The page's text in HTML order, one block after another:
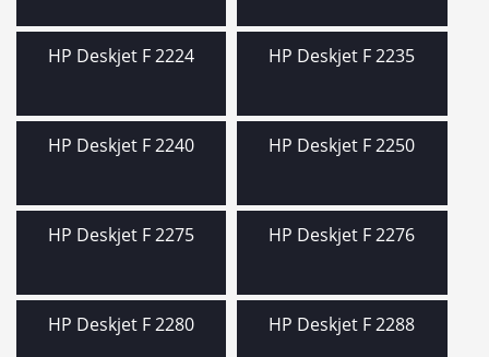
HP Deskjet F 2224 HP Deskjet F 2235
HP Deskjet F 2240 HP Deskjet F 2250
HP Deskjet F 2275 HP Deskjet F 2276
HP Deskjet F 2280 HP Deskjet F 2288